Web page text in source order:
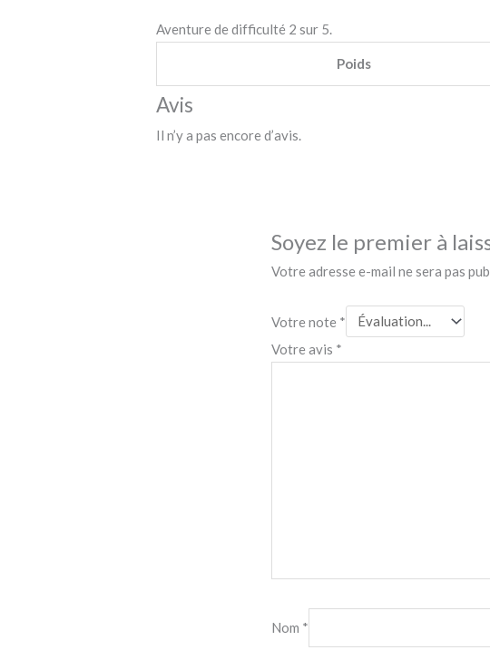
Aventure de difficulté 2 sur 5.
Poids
Avis
Il n’y a pas encore d’avis.
Soyez le premier à
Votre adresse e-mail ne sera pas
Votre note *
Votre avis *
Nom *